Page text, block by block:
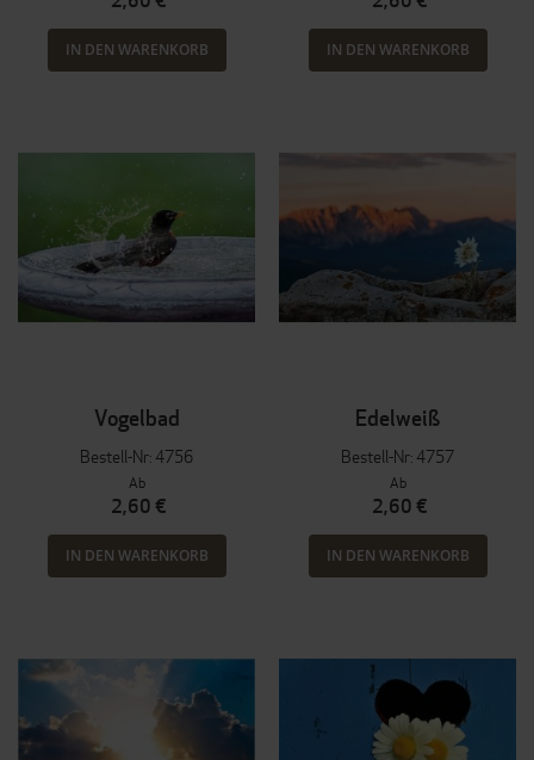
IN DEN WARENKORB IN DEN WARENKORB
Vogelbad
Bestell-Nr: 4756
Ab
2,60 €
IN DEN WARENKORB
Edelweiß
Bestell-Nr: 4757
Ab
2,60 €
IN DEN WARENKORB